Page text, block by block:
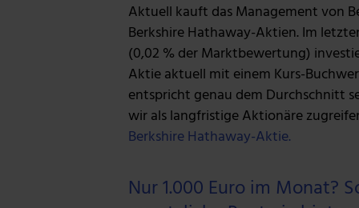
Aktuell kauft das Management von
Berkshire Hathaway-Aktien. Im
(0,02 % der Marktbewertung)
Aktie aktuell mit einem Kurs-
entspricht genau dem Durchschnitt
wir als langfristige Aktionäre
Berkshire Hathaway-Aktie.
Nur 1.000 Euro im Monat?